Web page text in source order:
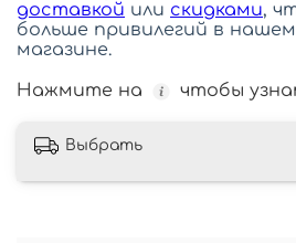
доставкой или скидками,
больше привилегий в
магазине.
Нажмите на чтобы
Выбрать